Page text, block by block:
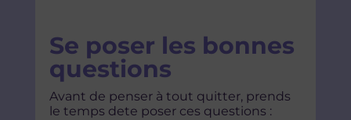
Se poser les bonnes
questions
Avant de penser à tout quitter, prends
le temps dete poser ces questions :